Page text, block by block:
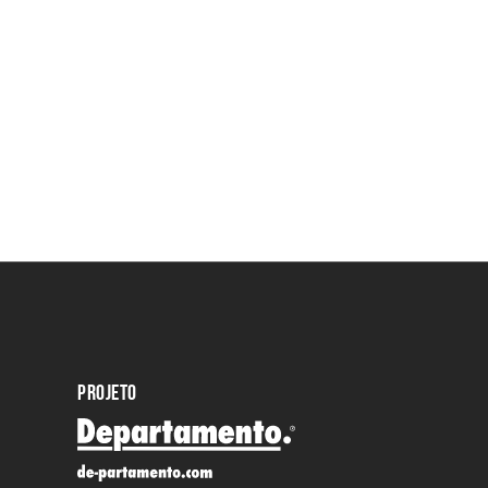
PROJETO